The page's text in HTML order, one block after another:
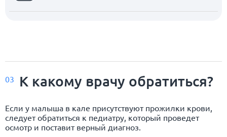
03 К какому врачу обратиться?
Если у малыша в кале присутствуют прожилки крови,
следует обратиться к педиатру, который проведет
осмотр и поставит верный диагноз.